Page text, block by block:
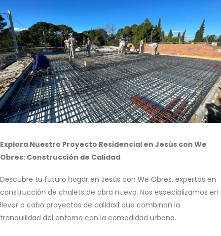
Explora Nuestro Proyecto Residencial en Jesús con We
Obres: Construcción de Calidad
Descubre tu futuro hogar en Jesús con We Obres, expertos en
construcción de chalets de obra nueva. Nos especializamos en
llevar a cabo proyectos de calidad que combinan la
tranquilidad del entorno con la comodidad urbana.